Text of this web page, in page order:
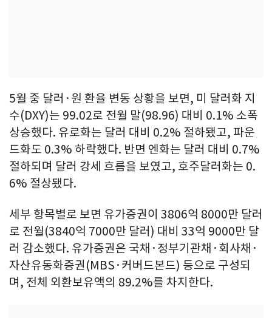
5월 중 달러·원 환율 변동 상황을 보면, 미 달러화 지
수(DXY)는 99.02로 전월 말(98.96) 대비 0.1% 소폭
상승했다. 유로화는 달러 대비 0.2% 절하됐고, 파운
드화도 0.3% 하락했다. 반면 엔화는 달러 대비 0.7%
절하되며 달러 강세 흐름을 보였고, 호주달러화는 0.
6% 절상됐다.
세부 항목별로 보면 유가증권이 3806억 8000만 달러
로 전월(3840억 7000만 달러) 대비 33억 9000만 달
러 감소했다. 유가증권은 국채·정부기관채·회사채·
자산유동화증권(MBS·커버드본드) 등으로 구성되
며, 전체 외환보유액의 89.2%를 차지한다.